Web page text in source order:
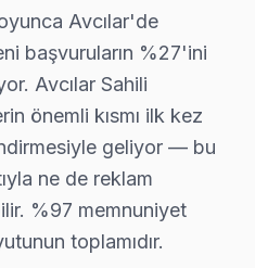
garanti belgesi
için Avcılar'de güvenilir
Parça Garantisi –
yedek parça kullanmak,
parçalar:
(tüm boyut ve
aydınlatma şeritleri ve
Avcılar'de
başvuruların %27'ini
Avcılar Sahili
önemli kısmı ilk kez
geliyor — bu
ne de reklam
%97 memnuniyet
toplamıdır.